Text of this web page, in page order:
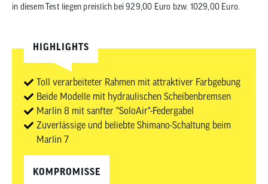
in diesem Test liegen preislich bei 929,00 Euro bzw. 1029,00 Euro.
HIGHLIGHTS
Toll verarbeiteter Rahmen mit attraktiver Farbgebung
Beide Modelle mit hydraulischen Scheibenbremsen
Marlin 8 mit sanfter "SoloAir"-Federgabel
Zuverlässige und beliebte Shimano-Schaltung beim
Marlin 7
KOMPROMISSE